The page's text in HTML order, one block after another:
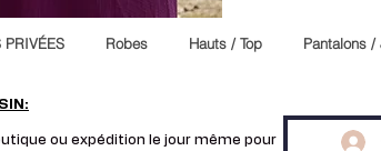
PRIVÉES Robes Hauts / Top Pantalons /
ou expédition le jour même pour